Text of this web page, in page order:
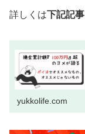
詳しくは下記記事
yukkolife.com